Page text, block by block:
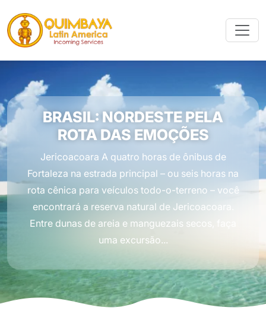
BRASIL: NORDESTE PELA
ROTA DAS EMOÇÕES
Jericoacoara A quatro horas de ônibus de
Fortaleza na estrada principal – ou seis horas na
rota cênica para veículos todo-o-terreno – você
encontrará a reserva natural de Jericoacoara.
Entre dunas de areia e manguezais secos, faça
uma excursão...